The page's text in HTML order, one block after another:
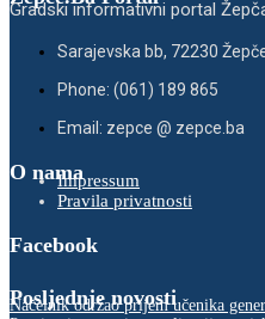
Gradski informativni portal
Sarajevska bb, 72230
Phone: (061) 189 865
Email: zepce @ zepce.ba
O namaImpressum
Pravila privatnosti
Facebook
Posljednje novosti
Načelnik održao prijem učenika